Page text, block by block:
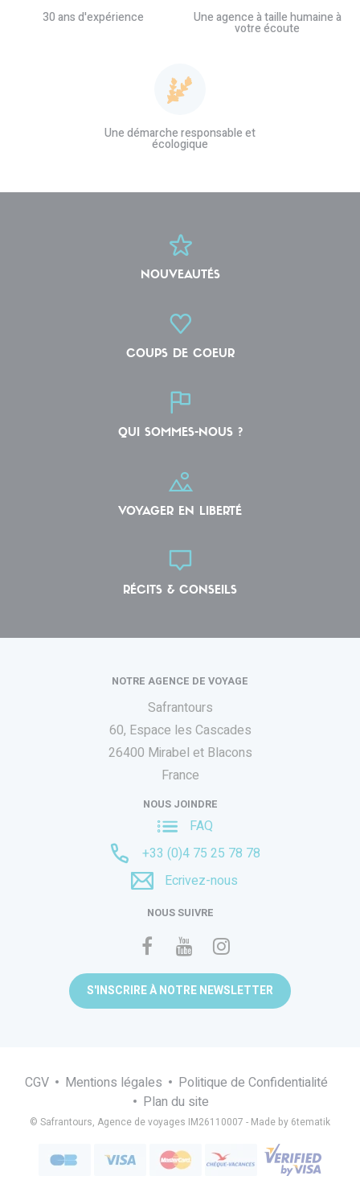
30 ans d'expérience Une agence à taille humaine à
votre écoute
Une démarche responsable et
écologique
NOUVEAUTÉS
COUPS DE COEUR
QUI SOMMES-NOUS ?
VOYAGER EN LIBERTÉ
RÉCITS & CONSEILS
NOTRE AGENCE DE VOYAGE
Safrantours
60, Espace les Cascades
26400 Mirabel et Blacons
France
NOUS JOINDRE
FAQ
+33 (0)4 75 25 78 78
Ecrivez-nous
NOUS SUIVRE
S'INSCRIRE À NOTRE NEWSLETTER
CGV Mentions légales
Politique de Confidentialité
Plan du site
© Safrantours, Agence de voyages IM26110007 - Made by 6tematik